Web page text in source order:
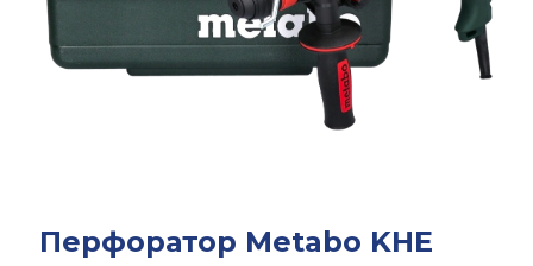
Перфоратор Metabo KHE